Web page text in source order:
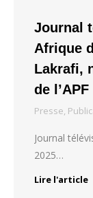
Journal
Afrique
Lakrafi,
de l’APF
Presse,
Journal
2025…
Lire l'article